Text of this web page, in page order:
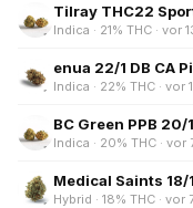
Tilray THC22
Indica · 21% THC · vor
enua 22/1 DB CA
Indica · 22% THC · vor
BC Green PPB
Indica · 20% THC · vor
Medical Saints 18/
Hybrid · 18% THC · vor